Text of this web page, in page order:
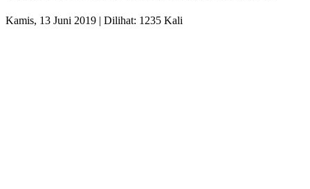
Kamis, 13 Juni 2019 | Dilihat: 1235 Kali